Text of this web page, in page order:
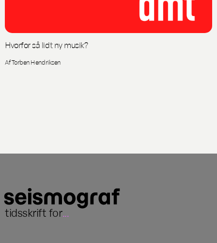
Hvorfor så lidt ny musik?
Af Torben Hendriksen
tidsskrift for...